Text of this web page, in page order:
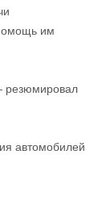
им
резюмировал
автомобилей